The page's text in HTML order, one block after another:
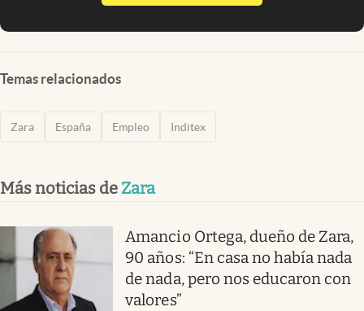
Temas relacionados
Zara España Empleo Inditex
Más noticias deZara
Amancio Ortega, dueño de Zara,
90 años: “En casa no había nada
de nada, pero nos educaron con
valores”